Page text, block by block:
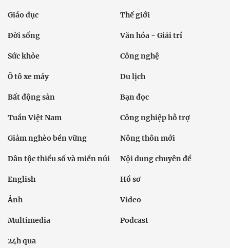
Giáo dục Thế giới
Đời sống Văn hóa - Giải trí
Sức khỏe Công nghệ
Ô tô xe máy Du lịch
Bất động sản Bạn đọc
Tuần Việt Nam Công nghiệp hỗ trợ
Giảm nghèo bền vững Nông thôn mới
Dân tộc thiểu số và miền núi Nội dung chuyên đề
English Hồ sơ
Ảnh Video
Multimedia Podcast
24h qua